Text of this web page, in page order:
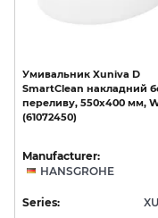
Умивальник Xuniva D
SmartClean накладний
переливу, 550х400 мм,
(61072450)
Manufacturer:
HANSGROHE
Series: